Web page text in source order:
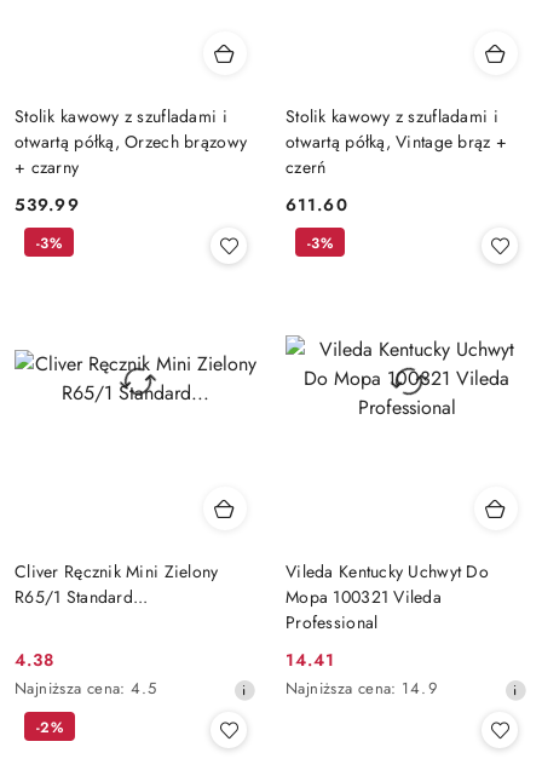
Stolik kawowy z szufladami i
otwartą półką, Orzech brązowy
+ czarny
Cena:
539.99
Stolik kawowy z szufladami i
otwartą półką, Vintage brąz +
czerń
Cena:
611.60
Cliver Ręcznik Mini Zielony
R65/1 Standard...
Cena
promocyjna:
4.38
Najniższa
cena
Najniższa cena: 4.5
-3%
Vileda Kentucky Uchwyt Do
Mopa 100321 Vileda
Professional
Cena
promocyjna:
14.41
Najniższa
Najniższa cena: 14.9
-3%
-2%